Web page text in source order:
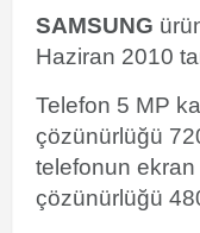
SAMSUNG
Haziran 2010
Telefon 5 MP
çözünürlüğü
telefonun
çözünürlüğü